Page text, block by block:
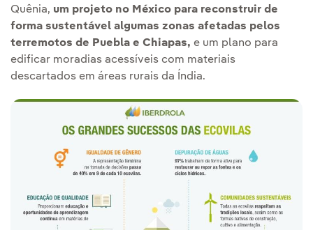
Quênia, um projeto no México para reconstruir de
forma sustentável algumas zonas afetadas pelos
terremotos de Puebla e Chiapas, e um plano para
edificar moradias acessíveis com materiais
descartados em áreas rurais da Índia.